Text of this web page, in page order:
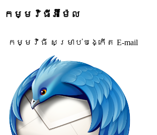
កម្មវិធីអ៊ីម៉ែល
កម្មវិធី សម្រាប់បង្កើត E-mail